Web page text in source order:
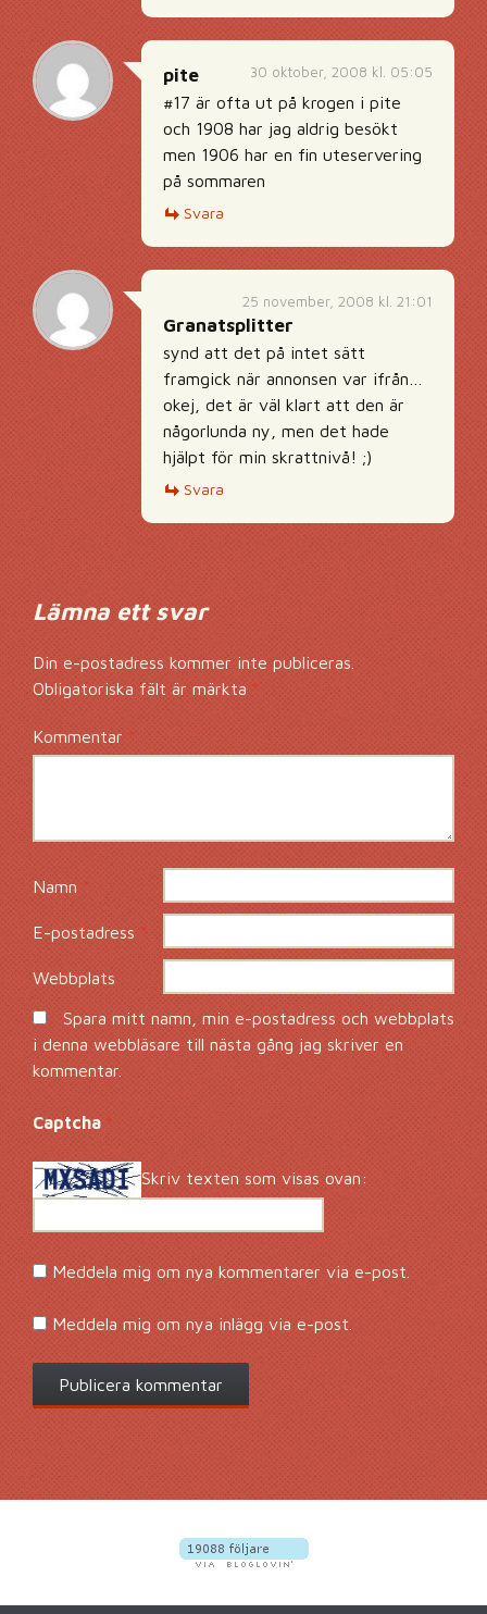
30 oktober, 2008 kl. 05:05
pite
#17 är ofta ut på krogen i pite
och 1908 har jag aldrig besökt
men 1906 har en fin uteservering
på sommaren
Svara
25 november, 2008 kl. 21:01
Granatsplitter
synd att det på intet sätt
framgick när annonsen var ifrån…
okej, det är väl klart att den är
någorlunda ny, men det hade
hjälpt för min skrattnivå! ;)
Svara
Lämna ett svar
Din e-postadress kommer inte publiceras.
Obligatoriska fält är märkta*
Kommentar*
Namn*
E-postadress*
Webbplats
Spara mitt namn, min e-postadress och webbplats
i denna webbläsare till nästa gång jag skriver en
kommentar.
Captcha *
Skriv texten som visas ovan:
Meddela mig om nya kommentarer via e-post.
Meddela mig om nya inlägg via e-post.